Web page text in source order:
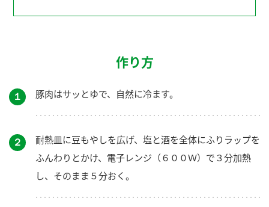
作り方
１ 豚肉はサッとゆで、自然に冷ます。
２
耐熱皿に豆もやしを広げ、塩と酒を全体にふりラップを
ふんわりとかけ、電子レンジ（６００Ｗ）で３分加熱
し、そのまま５分おく。